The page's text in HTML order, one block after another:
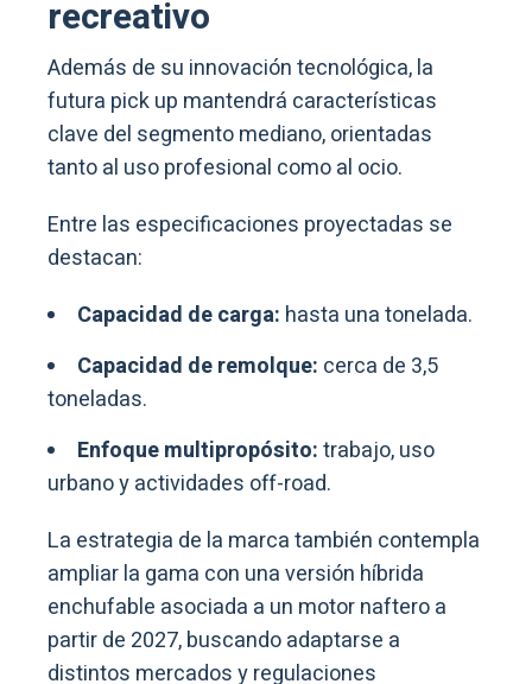
recreativo
Además de su innovación tecnológica, la
futura pick up mantendrá características
clave del segmento mediano, orientadas
tanto al uso profesional como al ocio.
Entre las especificaciones proyectadas se
destacan:
Capacidad de carga: hasta una tonelada.
Capacidad de remolque: cerca de 3,5
toneladas.
Enfoque multipropósito:trabajo, uso
urbano y actividades off-road.
La estrategia de la marca también contempla
ampliar la gama con una versión híbrida
enchufable asociada a un motor naftero a
partir de 2027, buscando adaptarse a
distintos mercados y regulaciones